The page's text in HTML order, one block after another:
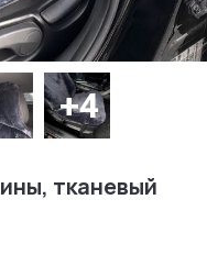
тканевый